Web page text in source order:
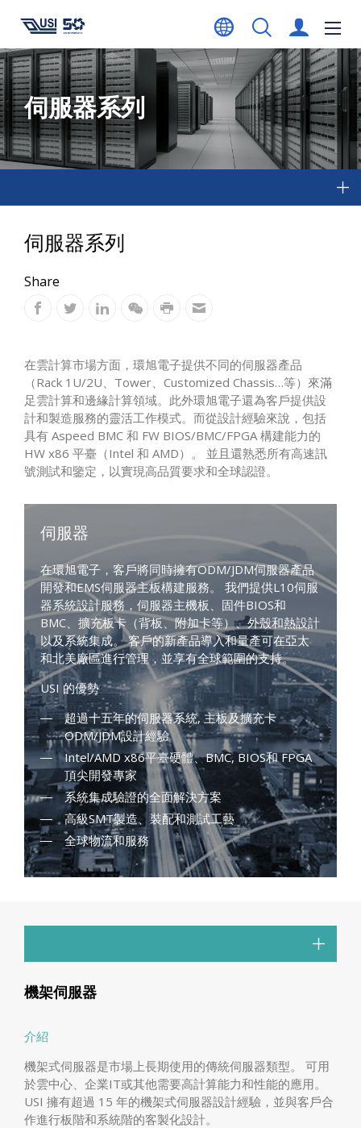
伺服器系列
伺服器系列
Share
在雲計算市場方面，環旭電子提供不同的伺服器產品
（Rack 1U/2U、Tower、Customized Chassis…等）來滿
足雲計算和邊緣計算領域。此外環旭電子還為客戶提供設
計和製造服務的靈活工作模式。而從設計經驗來說，包括
具有 Aspeed BMC 和 FW BIOS/BMC/FPGA 構建能力的
HW x86 平臺（Intel 和 AMD）。 並且還熟悉所有高速訊
號測試和鑒定，以實現高品質要求和全球認證。
伺服器
在環旭電子，客戶將同時擁有ODM/JDM伺服器產品
開發和EMS伺服器主板構建服務。 我們提供L10伺服
器系統設計服務，伺服器主機板、固件BIOS和
BMC、擴充板卡（背板、附加卡等）、外殼和熱設計
以及系統集成。 客戶的新產品導入和量產可在亞太
和北美廠區進行管理，並享有全球範圍的支持。
USI 的優勢
超過十五年的伺服器系統, 主板及擴充卡
ODM/JDM設計經驗
Intel/AMD x86平臺硬體、BMC, BIOS和 FPGA
頂尖開發專家
系統集成驗證的全面解決方案
高級SMT製造、裝配和測試工藝
全球物流和服務
機架伺服器
介紹
機架式伺服器是市場上長期使用的傳統伺服器類型。 可用
於雲中心、企業IT或其他需要高計算能力和性能的應用。
USI 擁有超過 15 年的機架式伺服器設計經驗，並與客戶合
作進行板階和系統階的客製化設計。